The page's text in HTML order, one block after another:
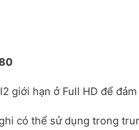
giới hạn ở Full HD để
có thể sử dụng trong